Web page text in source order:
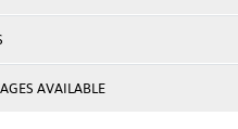
AVAILABLE